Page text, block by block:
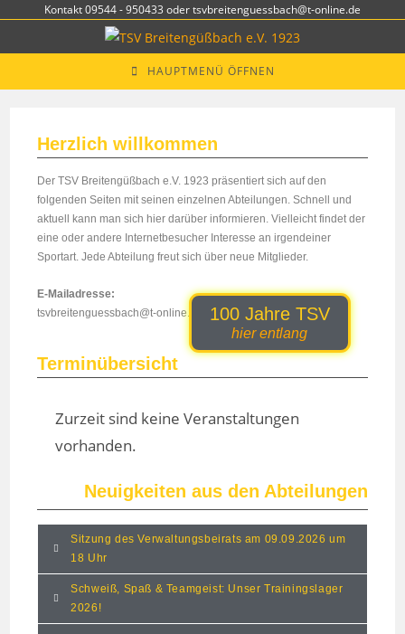
Kontakt 09544 - 950433 oder tsvbreitenguessbach@t-online.de
HAUPTMENÜ ÖFFNEN
100 Jahre TSV
hier entlang
Herzlich willkommen
Der TSV Breitengüßbach e.V. 1923 präsentiert sich auf den
folgenden Seiten mit seinen einzelnen Abteilungen. Schnell und
aktuell kann man sich hier darüber informieren. Vielleicht findet der
eine oder andere Internetbesucher Interesse an irgendeiner
Sportart. Jede Abteilung freut sich über neue Mitglieder.
E-Mailadresse:
tsvbreitenguessbach@t-online.de
Terminübersicht
Zurzeit sind keine Veranstaltungen
vorhanden.
Neuigkeiten aus den Abteilungen
Sitzung des Verwaltungsbeirats am 09.09.2026 um
18 Uhr
Schweiß, Spaß & Teamgeist: Unser Trainingslager
2026!